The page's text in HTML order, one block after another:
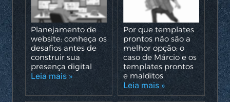
Planejamento de
website: conheça os
desafios antes de
construir sua
presença digital
Leia mais »
Por que templates
prontos não são a
melhor opção: o
caso de Márcio e os
templates prontos
e malditos
Leia mais »